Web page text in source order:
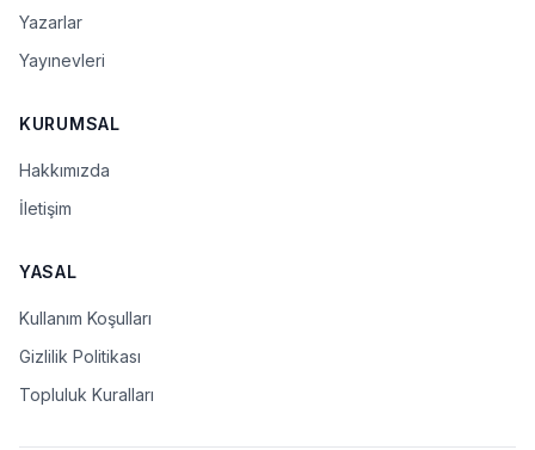
Yazarlar
Yayınevleri
KURUMSAL
Hakkımızda
İletişim
YASAL
Kullanım Koşulları
Gizlilik Politikası
Topluluk Kuralları